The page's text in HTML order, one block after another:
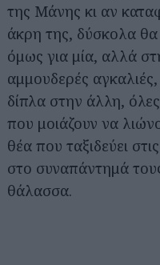
της Μάνης κι αν
άκρη της, δύσκολα θα
όμως για μία, αλλά
αμμουδερές
δίπλα στην άλλη,
που μοιάζουν να
θέα που ταξιδεύει
στο συναπάντημά
θάλασσα.